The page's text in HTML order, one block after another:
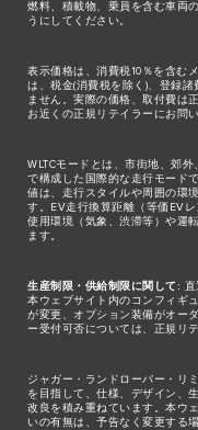
燃料、積載物、乗員を含む車両
うにしてください。
表示価格は、消費税10％を含む
は、税金(消費税を除く)、登録
ません。実際の価格、取付費は
お近くの正規リテイラーにお問
WLTCモードとは、市街地、郊
で構成した国際的な走行モード
値は、走行スタイルや周囲の環
す。EV走行換算距離（等価EV
使用環境（気象、渋滞等）や運
ます。
生産制限・供給制限に関して: 直
本ウェブサイト内のコンフィギ
が変更、オプション装備がオー
ー受付可否については、正規リ
ジャガー・ランドローバー・リ
を目指して、仕様、デザイン、
改良を積み重ねています。本ウ
いの有無は、予告なく変更する